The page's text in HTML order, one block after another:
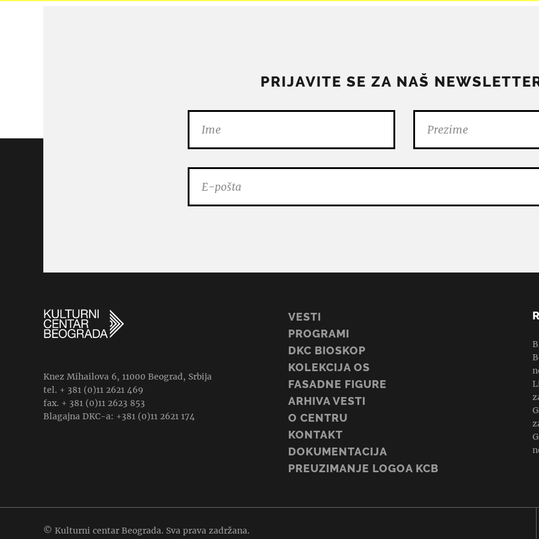
PRIJAVITE SE ZA NAŠ
Knez Mihailova 6, 11000 Beograd, Srbija
tel. + 381 (0)11 2621 469
fax. + 381 (0)11 2623 853
Blagajna DKC-a: +381 (0)11 2621 174
VESTI
PROGRAMI
DKC BIOSKOP
KOLEKCIJA OS
FASADNE FIGURE
ARHIVA VESTI
O CENTRU
KONTAKT
DOKUMENTACIJA
PREUZIMANJE LOGOA KCB
© Kulturni centar Beograda. Sva prava zadržana.